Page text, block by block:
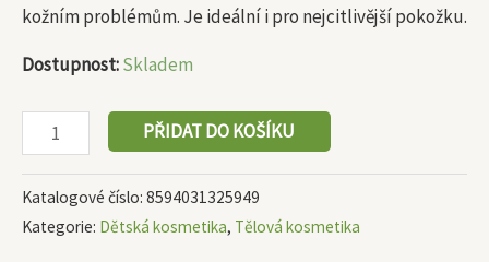
kožním problémům. Je ideální i pro nejcitlivější pokožku.
Dostupnost:Skladem
PŘIDAT DO KOŠÍKU
Katalogové číslo: 8594031325949
Kategorie: Dětská kosmetika, Tělová kosmetika